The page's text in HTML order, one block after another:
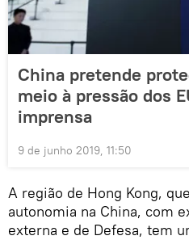
China pretende
meio à pressão dos
imprensa
9 de junho 2019, 11:50
A região de Hong Kong,
autonomia na China, com
externa e de Defesa, tem